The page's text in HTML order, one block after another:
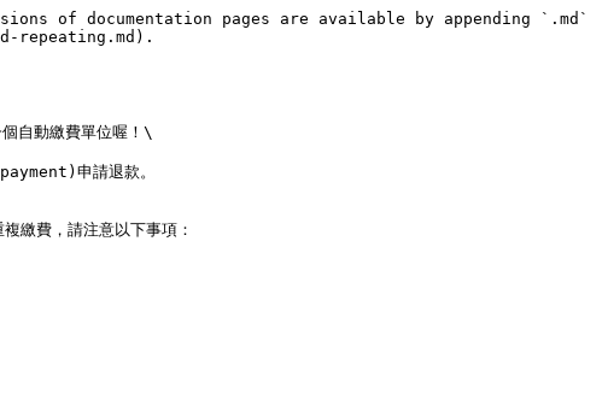
of documentation pages are available by appending `.md`
repeating.md).
自動繳費單位喔！\
申請退款。
費，請注意以下事項：